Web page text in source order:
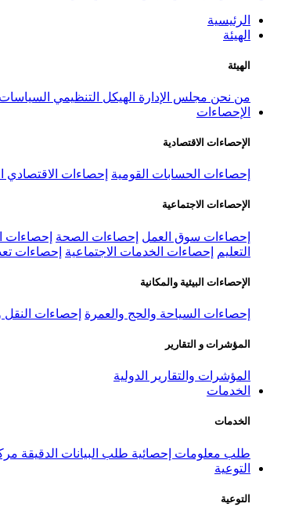
الرئيسية
الهيئة
الهيئة
من نحن مجلس الإدارة الهيكل التنظيمي
الإحصاءات
الإحصاءات الاقتصادية
إحصاءات الحسابات القومية إحصاءات الاقتصادي
الإحصاءات الاجتماعية
إحصاءات سوق العمل إحصاءات الصحة إحصاءات
التعليم
إحصاءات الخدمات الاجتماعية إحصاءات
الإحصاءات البيئية والمكانية
إحصاءات السياحة والحج والعمرة إحصاءات النقل
المؤشرات و التقارير
المؤشرات والتقارير الدولية
الخدمات
الخدمات
طلب معلومات إحصائية طلب البيانات الدقيقة
التوعية
التوعية